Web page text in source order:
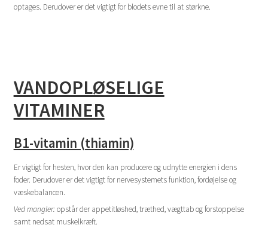
optages. Derudover er det vigtigt for blodets evne til at størkne.
VANDOPLØSELIGE
VITAMINER
B1-vitamin (thiamin)
Er vigtigt for hesten, hvor den kan producere og udnytte energien i dens
foder. Derudover er det vigtigt for nervesystemets funktion, fordøjelse og
væskebalancen.
Ved mangler:opstår der appetitløshed, træthed, vægttab og forstoppelse
samt nedsat muskelkræft.